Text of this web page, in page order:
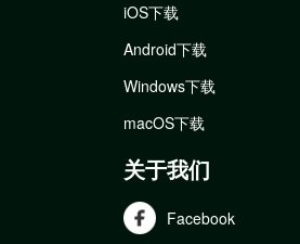
iOS下载
Android下载
Windows下载
macOS下载
关于我们
Facebook